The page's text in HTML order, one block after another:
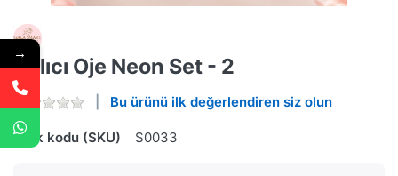
Kalıcı Oje Neon Set - 2
Bu ürünü ilk değerlendiren siz olun
Stok kodu (SKU) S0033
→